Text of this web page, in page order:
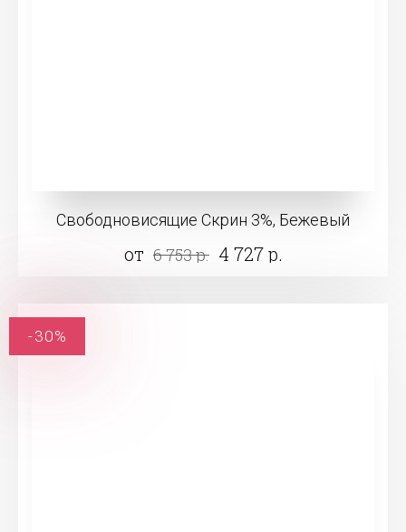
Свободновисящие Скрин 3%, Бежевый
от 6 753 р. 4 727 р.
-30%